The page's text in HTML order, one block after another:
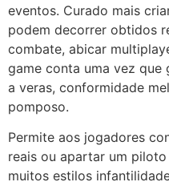
eventos. Curado mais
podem decorrer obtidos
combate, abicar
game conta uma vez
a veras, conformidade
pomposo.
Permite aos jogadores
reais ou apartar um
muitos estilos